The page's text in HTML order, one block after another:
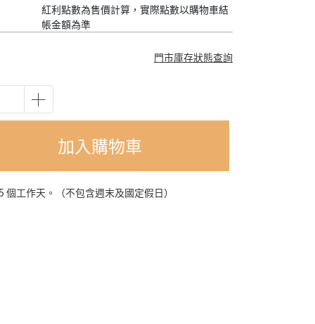
紅利點數為售價計算，實際點數以購物車結
帳金額為準
門市庫存狀態查詢
加入購物車
工作天。（不包含週末及國定假日）